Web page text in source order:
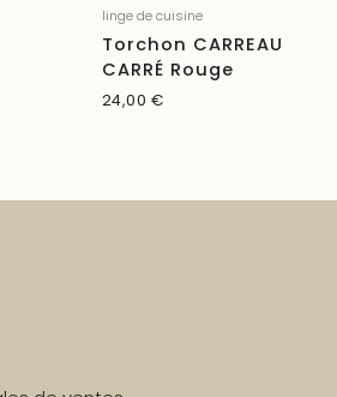
linge de cuisine
Torchon CARREAU
CARRÉ Rouge
24,00 €